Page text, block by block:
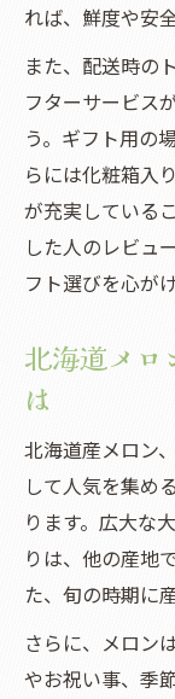
れば、鮮度や安
また、配送時の
フターサービス
う。ギフト用の
らには化粧箱入
が充実している
した人のレビュ
フト選びを心が
北海道メロ
は
北海道産メロン
して人気を集め
ります。広大な
りは、他の産地
た、旬の時期に
さらに、メロン
やお祝い事、季